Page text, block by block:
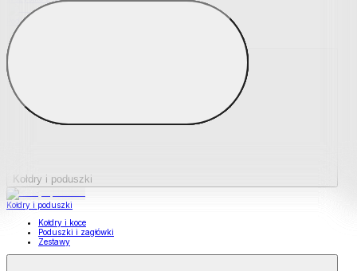
Podkładki na materace
Materace nawierzchniowe
Kołdry i poduszki
Kołdry i poduszki
Kołdry i koce
Poduszki i zagłówki
Zestawy